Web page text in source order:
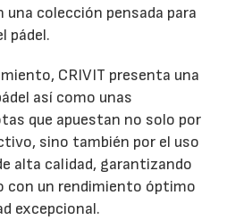
una colección pensada para
pádel.
CRIVIT presenta una
así como unas
que apuestan no solo por
sino también por el uso
alta calidad, garantizando
con un rendimiento óptimo
excepcional.